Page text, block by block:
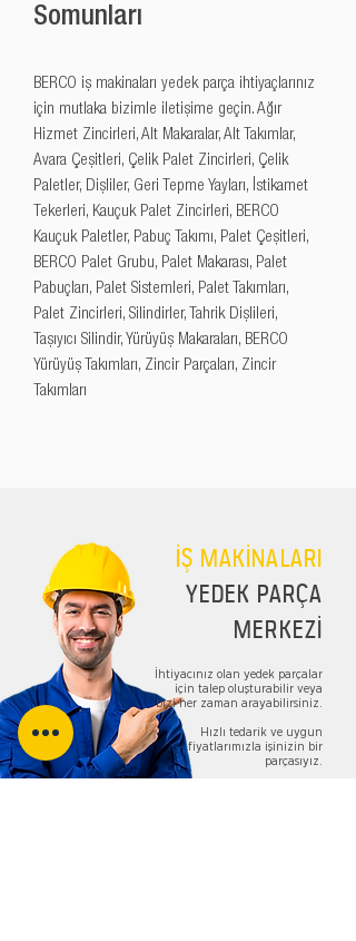
Somunları
BERCO iş makinaları yedek parça ihtiyaçlarınız
için mutlaka bizimle iletişime geçin. Ağır
Hizmet Zincirleri, Alt Makaralar, Alt Takımlar,
Avara Çeşitleri, Çelik Palet Zincirleri, Çelik
Paletler, Dişliler, Geri Tepme Yayları, İstikamet
Tekerleri, Kauçuk Palet Zincirleri, BERCO
Kauçuk Paletler, Pabuç Takımı, Palet Çeşitleri,
BERCO Palet Grubu, Palet Makarası, Palet
Pabuçları, Palet Sistemleri, Palet Takımları,
Palet Zincirleri, Silindirler, Tahrik Dişlileri,
Taşıyıcı Silindir, Yürüyüş Makaraları, BERCO
Yürüyüş Takımları, Zincir Parçaları, Zincir
Takımları
İŞ MAKİNALARI
YEDEK PARÇA
MERKEZİ
İhtiyacınız olan yedek parçalar
için talep oluşturabilir veya
bizi her zaman arayabilirsiniz.
Hızlı tedarik ve uygun
fiyatlarımızla işinizin bir
parçasıyız.